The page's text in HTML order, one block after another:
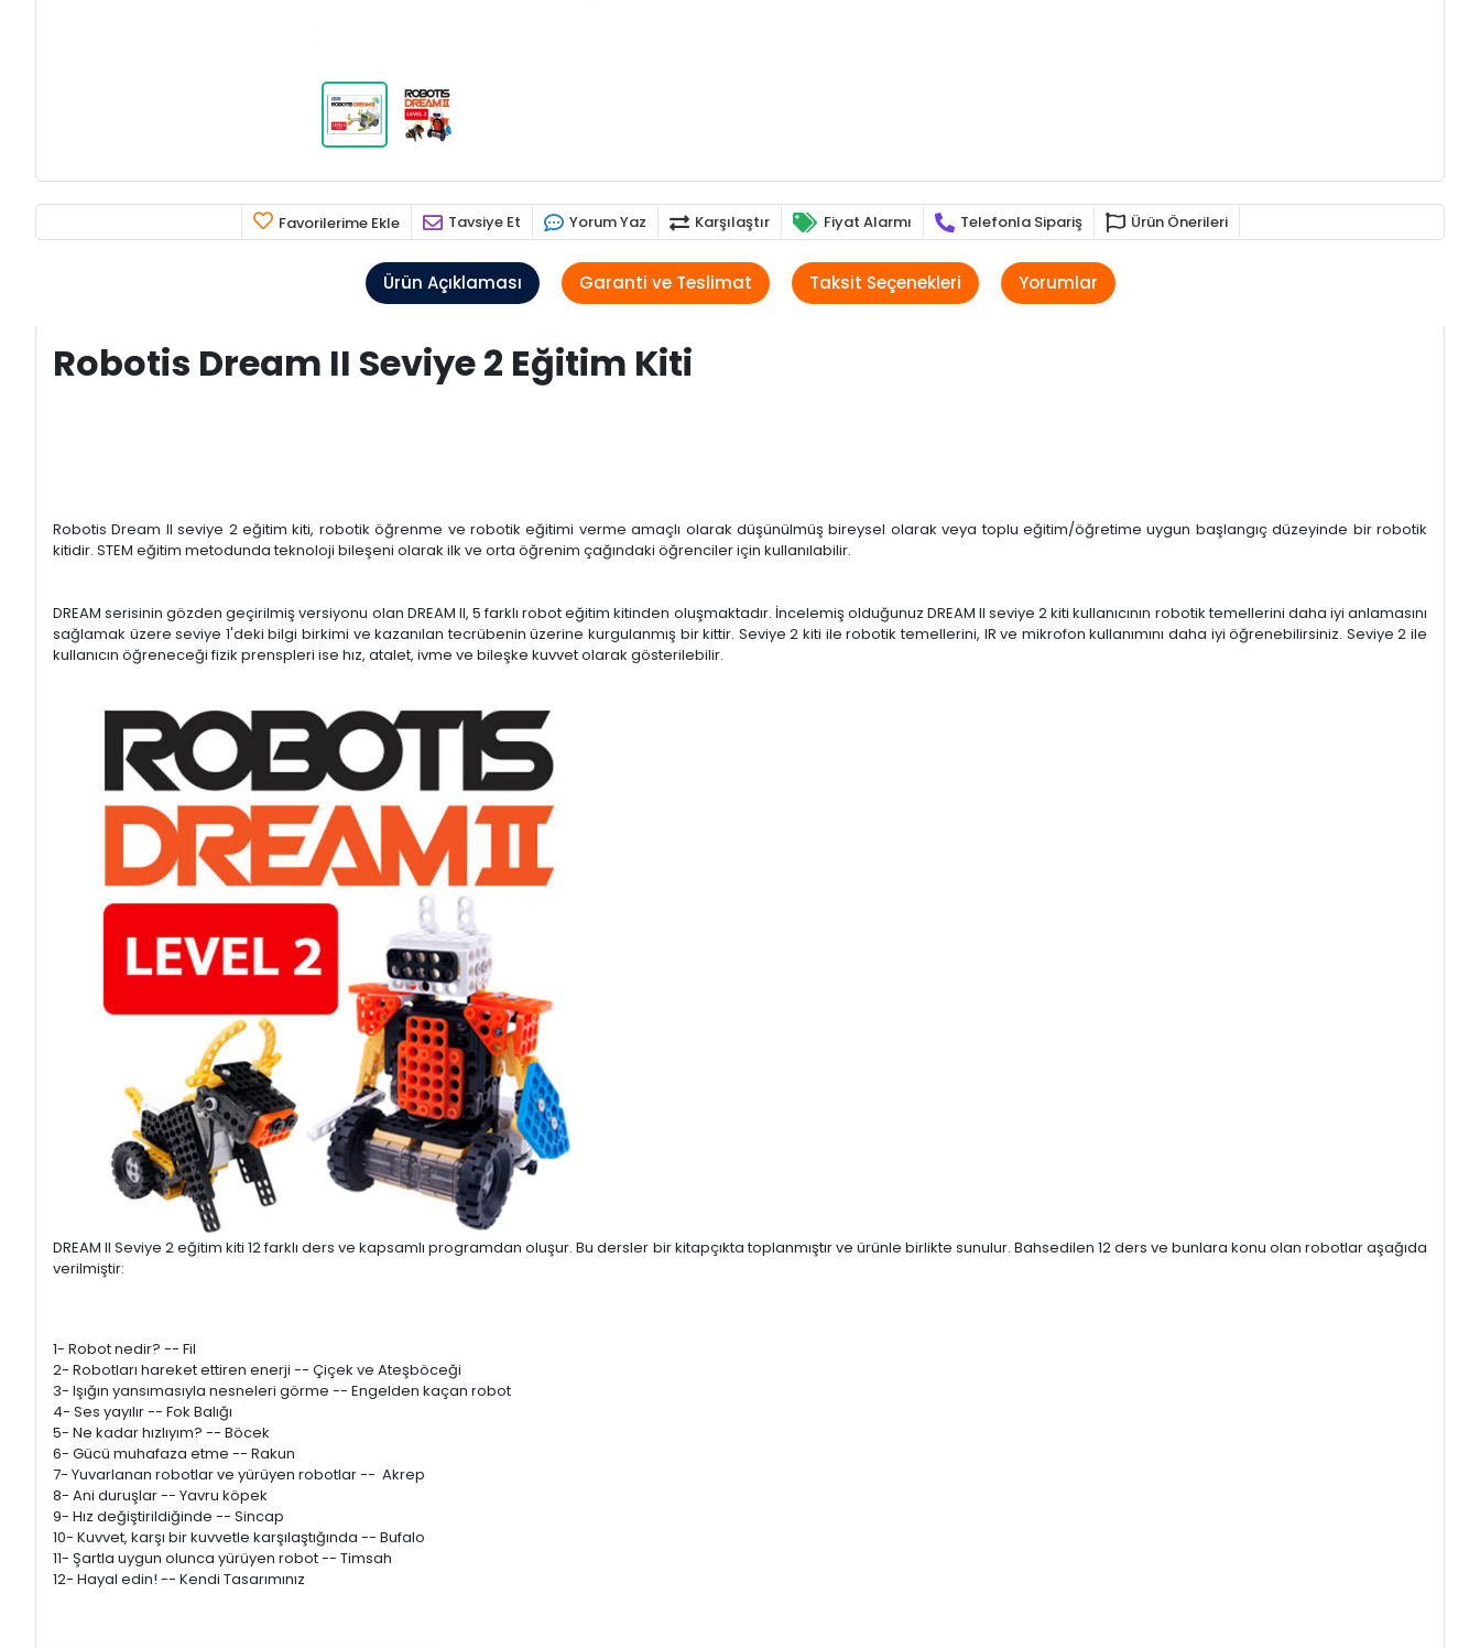
Favorilerime Ekle Tavsiye Et Yorum Yaz Karşılaştır Fiyat Alarmı Telefonla Sipariş Ürün Önerileri
Ürün Açıklaması Garanti ve Teslimat Taksit Seçenekleri Yorumlar
Robotis Dream II Seviye 2 Eğitim Kiti
Robotis Dream II seviye 2 eğitim kiti, robotik öğrenme ve robotik eğitimi verme amaçlı olarak düşünülmüş bireysel olarak veya toplu eğitim/öğretime uygun başlangıç düzeyinde bir robotik
kitidir. STEM eğitim metodunda teknoloji bileşeni olarak ilk ve orta öğrenim çağındaki öğrenciler için kullanılabilir.
DREAM serisinin gözden geçirilmiş versiyonu olan DREAM II, 5 farklı robot eğitim kitinden oluşmaktadır. İncelemiş olduğunuz DREAM II seviye 2 kiti kullanıcının robotik temellerini daha iyi anlamasını
sağlamak üzere seviye 1'deki bilgi birkimi ve kazanılan tecrübenin üzerine kurgulanmış bir kittir. Seviye 2 kiti ile robotik temellerini, IR ve mikrofon kullanımını daha iyi öğrenebilirsiniz. Seviye 2 ile
kullanıcın öğreneceği fizik prenspleri ise hız, atalet, ivme ve bileşke kuvvet olarak gösterilebilir.
DREAM II Seviye 2 eğitim kiti 12 farklı ders ve kapsamlı programdan oluşur. Bu dersler bir kitapçıkta toplanmıştır ve ürünle birlikte sunulur. Bahsedilen 12 ders ve bunlara konu olan robotlar aşağıda
verilmiştir:
1- Robot nedir? -- Fil
2- Robotları hareket ettiren enerji -- Çiçek ve Ateşböceği
3- Işığın yansımasıyla nesneleri görme -- Engelden kaçan robot
4- Ses yayılır -- Fok Balığı
5- Ne kadar hızlıyım? -- Böcek
6- Gücü muhafaza etme -- Rakun
7- Yuvarlanan robotlar ve yürüyen robotlar -- Akrep
8- Ani duruşlar -- Yavru köpek
9- Hız değiştirildiğinde -- Sincap
10- Kuvvet, karşı bir kuvvetle karşılaştığında -- Bufalo
11- Şartla uygun olunca yürüyen robot -- Timsah
12- Hayal edin! -- Kendi Tasarımınız